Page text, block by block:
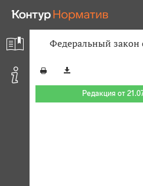
Федеральный закон
Редакция от